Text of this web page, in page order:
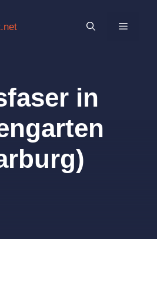
MENÜ
in